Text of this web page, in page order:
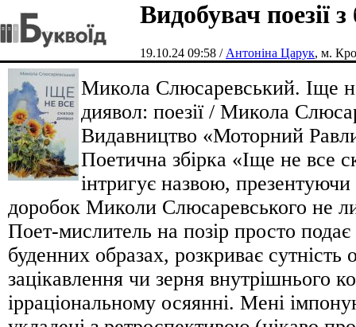
Видобувач поезії з
19.10.24 09:58 /Антоніна Царук, м.
Микола Слюсаревський. Іще
диявол: поезії / Микола
Видавництво «Моторний
Поетична збірка «Іще не все
інтригує назвою,
доробок Миколи Слюсаревського не
Поет-мислитель на позір просто подає
буденних образах, розкриває сутність
зацікавлення чи зерня внутрішнього
ірраціональному осяянні. Мені